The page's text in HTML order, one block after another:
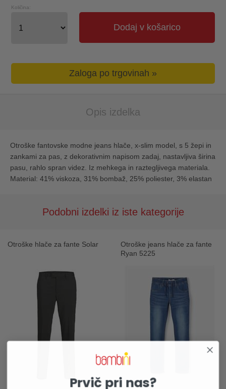
Dodaj v košarico
Količina:
Zaloga po trgovinah »
Opis izdelka
Otroške fantovske modne jeans hlače, x-slim model, s 5 žepi in
zankami za pas, z dekorativnim napisom zadaj, nastavljiva širina
pasu, rahlo spran videz. Iz mehkega in raztegljivega materiala.
Material: 41% viskoza, 31% bombaž, 25% poliester, 3% elastan
Podobni izdelki iz iste kategorije
Otroške hlače za fante Solar
Otroške jeans hlače za fante
Ryan 5225
Prvič pri nas?